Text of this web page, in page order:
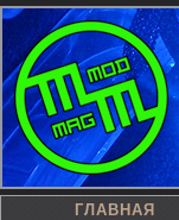
ГЛАВНАЯ